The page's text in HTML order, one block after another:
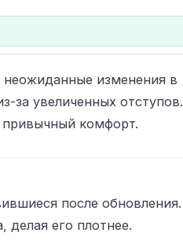
неожиданные изменения в
за увеличенных отступов.
привычный комфорт.
после
делая его плотнее.